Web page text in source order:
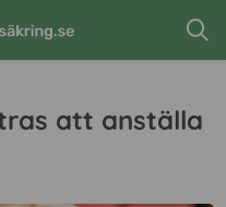
att anställa